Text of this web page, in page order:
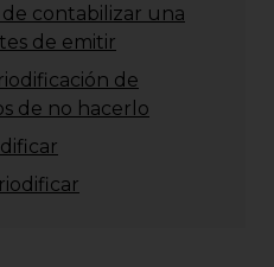
contabilizar una
de emitir
de
de no hacerlo